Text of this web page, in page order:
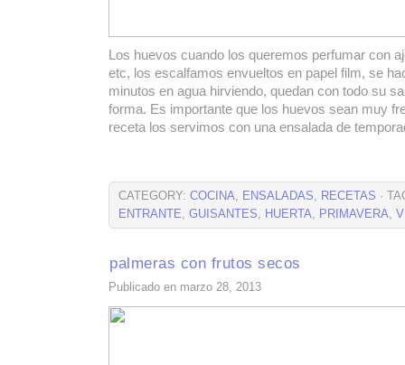
Los huevos cuando los queremos perfumar con
etc, los escalfamos envueltos en papel film, se
minutos en agua hirviendo, quedan con todo su
forma. Es importante que los huevos sean muy
receta los servimos con una ensalada de
CATEGORY: COCINA, ENSALADAS, RECETAS ·
ENTRANTE, GUISANTES, HUERTA, PRIMAVERA,
palmeras con frutos secos
Publicado en marzo 28, 2013